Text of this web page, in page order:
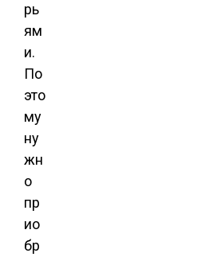
рь
ям
и.
По
это
му
ну
жн
о
пр
ио
бр